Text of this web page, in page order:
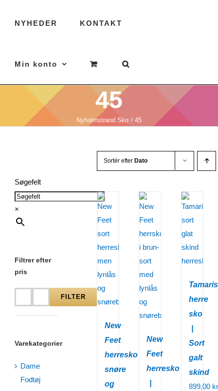
NYHEDER KONTAKT
Min konto
45
Nyholmstrand Sko 45
Sortér efter Dato
New
Feet
herresko
snøre
og
New
Feet
herresko
Tamaris
herre
sko
Sort
galt
skind
899,00
Søgefelt
×
Filtrer efter
pris
Mindste
pris
Højeste
pris
FILTER
Varekategorier
Dame
Fodtøj